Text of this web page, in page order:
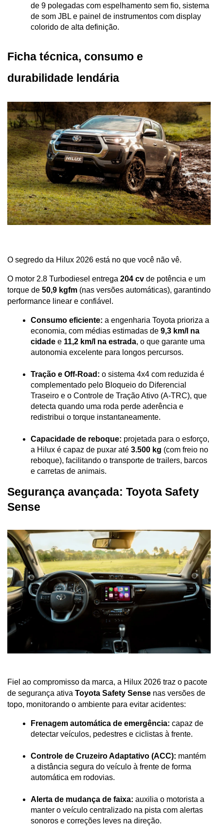
de 9 polegadas com espelhamento sem fio, sistema
de som JBL e painel de instrumentos com display
colorido de alta definição.
Ficha técnica, consumo e
durabilidade lendária
O segredo da Hilux 2026 está no que você não vê.
O motor 2.8 Turbodiesel entrega 204 cv de potência e um
torque de 50,9 kgfm (nas versões automáticas), garantindo
performance linear e confiável.
Consumo eficiente: a engenharia Toyota prioriza a
economia, com médias estimadas de 9,3 km/l na
cidade e 11,2 km/l na estrada, o que garante uma
autonomia excelente para longos percursos.
Tração e Off-Road: o sistema 4x4 com reduzida é
complementado pelo Bloqueio do Diferencial
Traseiro e o Controle de Tração Ativo (A-TRC), que
detecta quando uma roda perde aderência e
redistribui o torque instantaneamente.
Capacidade de reboque: projetada para o esforço,
a Hilux é capaz de puxar até 3.500 kg (com freio no
reboque), facilitando o transporte de trailers, barcos
e carretas de animais.
Segurança avançada: Toyota Safety
Sense
Fiel ao compromisso da marca, a Hilux 2026 traz o pacote
de segurança ativa Toyota Safety Sense nas versões de
topo, monitorando o ambiente para evitar acidentes:
Frenagem automática de emergência: capaz de
detectar veículos, pedestres e ciclistas à frente.
Controle de Cruzeiro Adaptativo (ACC): mantém
a distância segura do veículo à frente de forma
automática em rodovias.
Alerta de mudança de faixa: auxilia o motorista a
manter o veículo centralizado na pista com alertas
sonoros e correções leves na direção.